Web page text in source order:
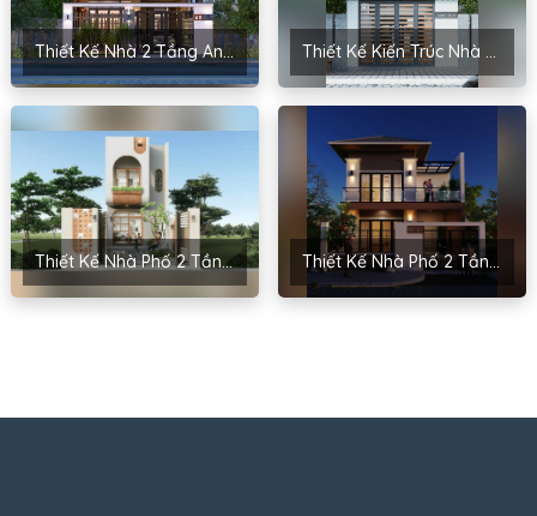
Thiết Kế Nhà 2 Tầng Anh Minh – Long Biên, Hà Nội Thiết Kế Kiến Trúc Nhà 2 Tầng Anh Nhật – Hoàng Mai, Hà Nội
Thiết Kế Nhà Phố 2 Tầng Cho Anh Thọ – Thủy Nguyên, Hải Phòng Thiết Kế Nhà Phố 2 Tầng Cho Anh Hưởng – Hạ Long, Quảng Ninh